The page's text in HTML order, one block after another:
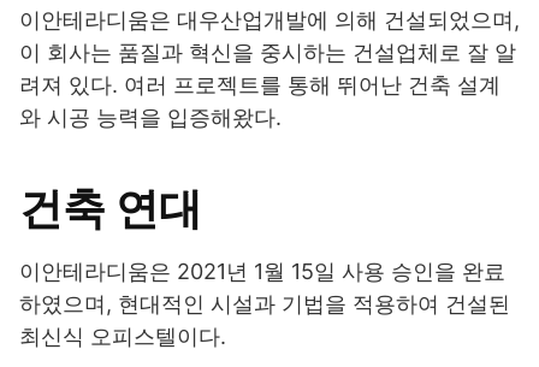
이안테라디움은 대우산업개발에 의해 건설되었으며,
이 회사는 품질과 혁신을 중시하는 건설업체로 잘 알
려져 있다. 여러 프로젝트를 통해 뛰어난 건축 설계
와 시공 능력을 입증해왔다.
건축 연대
이안테라디움은 2021년 1월 15일 사용 승인을 완료
하였으며, 현대적인 시설과 기법을 적용하여 건설된
최신식 오피스텔이다.